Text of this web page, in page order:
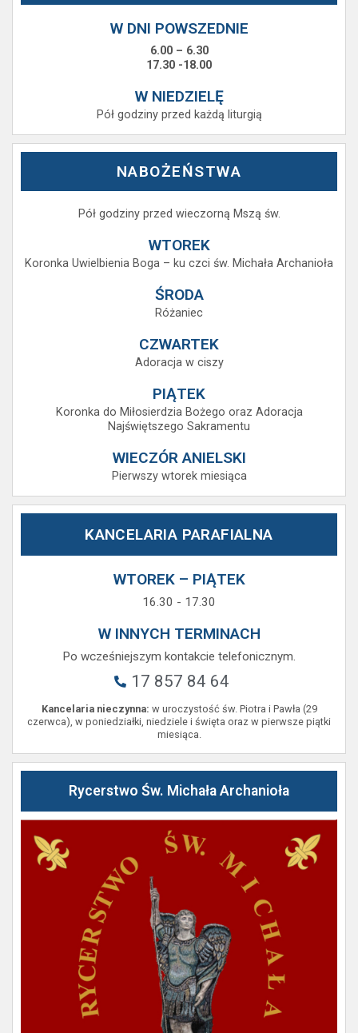
W DNI POWSZEDNIE
6.00 – 6.30
17.30 -18.00
W NIEDZIELĘ
Pół godziny przed każdą liturgią
NABOŻEŃSTWA
Pół godziny przed wieczorną Mszą św.
WTOREK
Koronka Uwielbienia Boga – ku czci św. Michała Archanioła
ŚRODA
Różaniec
CZWARTEK
Adoracja w ciszy
PIĄTEK
Koronka do Miłosierdzia Bożego oraz Adoracja
Najświętszego Sakramentu
WIECZÓR ANIELSKI
Pierwszy wtorek miesiąca
KANCELARIA PARAFIALNA
WTOREK – PIĄTEK
16.30 - 17.30
W INNYCH TERMINACH
Po wcześniejszym kontakcie telefonicznym.
17 857 84 64
Kancelaria nieczynna: w uroczystość św. Piotra i Pawła (29
czerwca), w poniedziałki, niedziele i święta oraz w pierwsze piątki
miesiąca.
Rycerstwo Św. Michała Archanioła